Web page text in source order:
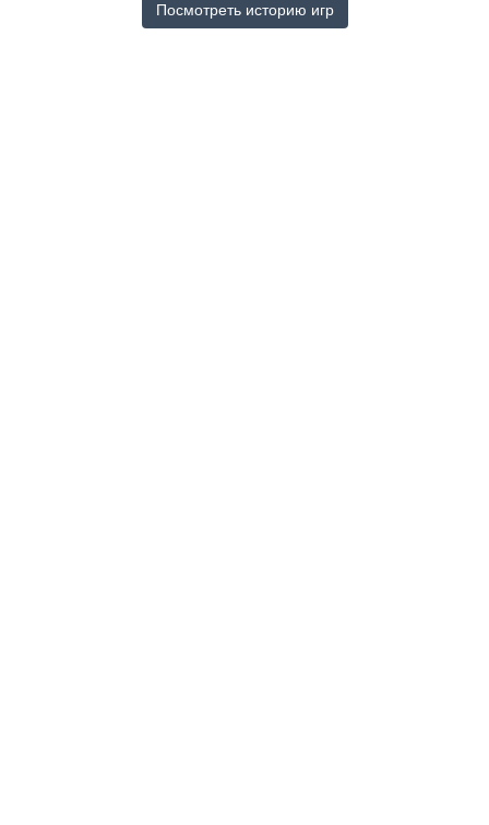
Посмотреть историю игр